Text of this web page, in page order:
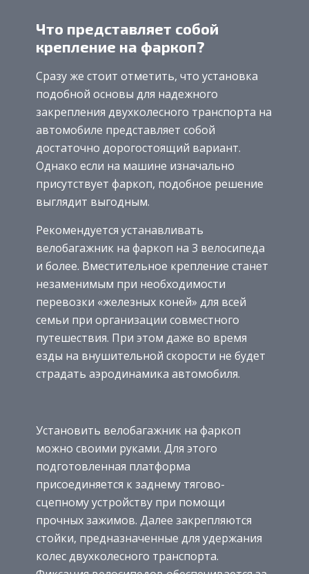
Что представляет собой
крепление на фаркоп?
Сразу же стоит отметить, что установка
подобной основы для надежного
закрепления двухколесного транспорта на
автомобиле представляет собой
достаточно дорогостоящий вариант.
Однако если на машине изначально
присутствует фаркоп, подобное решение
выглядит выгодным.
Рекомендуется устанавливать
велобагажник на фаркоп на 3 велосипеда
и более. Вместительное крепление станет
незаменимым при необходимости
перевозки «железных коней» для всей
семьи при организации совместного
путешествия. При этом даже во время
езды на внушительной скорости не будет
страдать аэродинамика автомобиля.
Установить велобагажник на фаркоп
можно своими руками. Для этого
подготовленная платформа
присоединяется к заднему тягово-
сцепному устройству при помощи
прочных зажимов. Далее закрепляются
стойки, предназначенные для удержания
колес двухколесного транспорта.